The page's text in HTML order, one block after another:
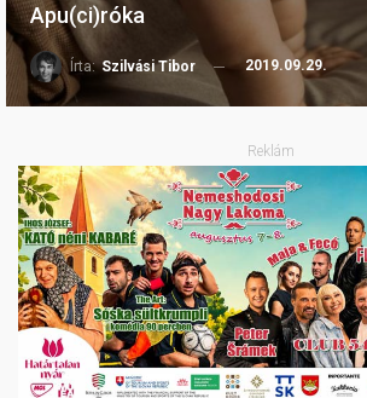
Apu(ci)róka
Írta:Szilvási Tibor 2019.09.29.
Reklám